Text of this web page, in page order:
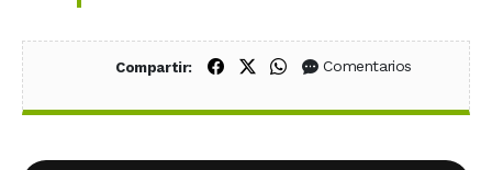
Compartir: Compartir en Facebook
Compartir en X (Twitter)
Compartir en WhatsApp
Comentarios